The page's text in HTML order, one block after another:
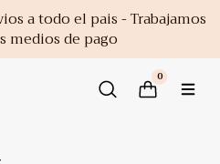
a todo el pais - Trabajamos
medios de pago
0